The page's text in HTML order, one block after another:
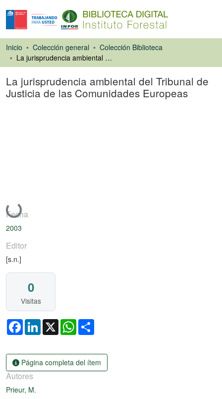
Inicio Colección general
Colección Biblioteca
La jurisprudencia ambiental del Tribunal de Justicia de las Comunidades Europeas
La jurisprudencia ambiental del Tribunal de
Justicia de las Comunidades Europeas
Cargando...
Fecha
2003
Editor
[s.n.]
0
Visitas
FacebookLinkedIn
X WhatsApp
Página completa del ítem
Autores
Prieur, M.